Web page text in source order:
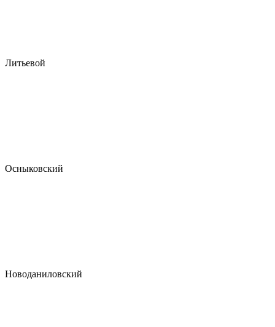
Литьевой
Осныковский
Новоданиловский